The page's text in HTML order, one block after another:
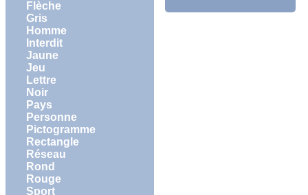
Flèche
Gris
Homme
Interdit
Jaune
Jeu
Lettre
Noir
Pays
Personne
Pictogramme
Rectangle
Réseau
Rond
Rouge
Sport